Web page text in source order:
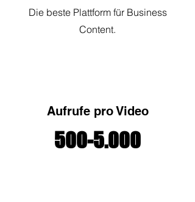
Die beste Plattform für Business
Content.
Aufrufe pro Video
500-5.000